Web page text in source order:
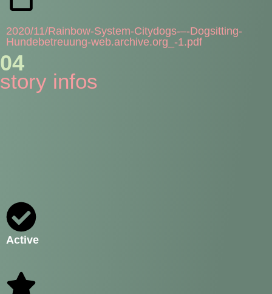
2020/11/Rainbow-System-Citydogs-–-Dogsitting-
Hundebetreuung-web.archive.org_-1.pdf
04
story infos
Active